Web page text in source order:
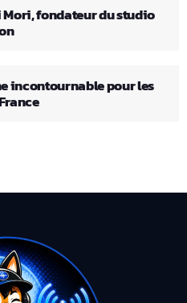
Mori, fondateur du studio
incontournable pour les